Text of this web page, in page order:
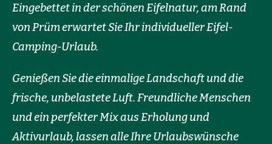
Eingebettet in der schönen Eifelnatur, am Rand
von Prüm erwartet Sie Ihr individueller Eifel-
Camping-Urlaub.
Genießen Sie die einmalige Landschaft und die
frische, unbelastete Luft. Freundliche Menschen
und ein perfekter Mix aus Erholung und
Aktivurlaub, lassen alle Ihre Urlaubswünsche